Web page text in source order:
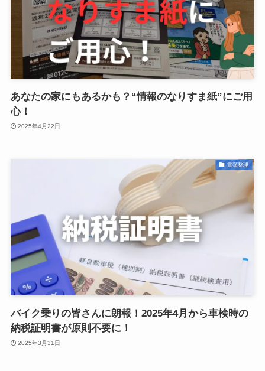
あなたの家にもあるかも？“情報のなりすま紙”にご用
心！
2025年4月22日
書類整理
バイク乗りの皆さんに朗報！2025年4月から車検時の
納税証明書が原則不要に！
2025年3月31日